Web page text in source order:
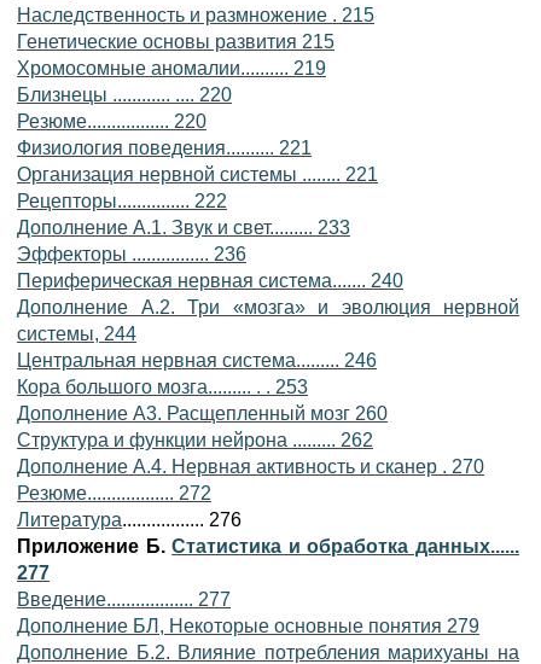
Наследственность и размножение . 215
Генетические основы развития 215
Хромосомные аномалии.......... 219
Близнецы ............ .... 220
Резюме................. 220
Физиология поведения.......... 221
Организация нервной системы ........ 221
Рецепторы............... 222
Дополнение А.1. Звук и свет......... 233
Эффекторы ................ 236
Периферическая нервная система....... 240
Дополнение А.2. Три «мозга» и эволюция нервной
системы, 244
Центральная нервная система......... 246
Кора большого мозга......... . . 253
Дополнение A3. Расщепленный мозг 260
Структура и функции нейрона ......... 262
Дополнение А.4. Нервная активность и сканер . 270
Резюме.................. 272
Литература................. 276
Приложение Б.Статистика и обработка данных......
277
Введение.................. 277
Дополнение БЛ, Некоторые основные понятия 279
Дополнение Б.2. Влияние потребления марихуаны на